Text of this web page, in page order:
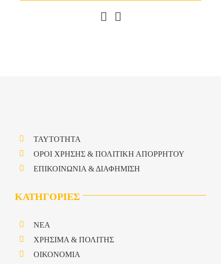
ΤΑΥΤΟΤΗΤΑ
ΟΡΟΙ ΧΡΗΣΗΣ & ΠΟΛΙΤΙΚΗ ΑΠΟΡΡΗΤΟΥ
ΕΠΙΚΟΙΝΩΝΙΑ & ΔΙΑΦΗΜΙΣΗ
ΚΑΤΗΓΟΡΙΕΣ
NEA
ΧΡΗΣΙΜΑ & ΠΟΛΙΤΗΣ
ΟΙΚΟΝΟΜΙΑ